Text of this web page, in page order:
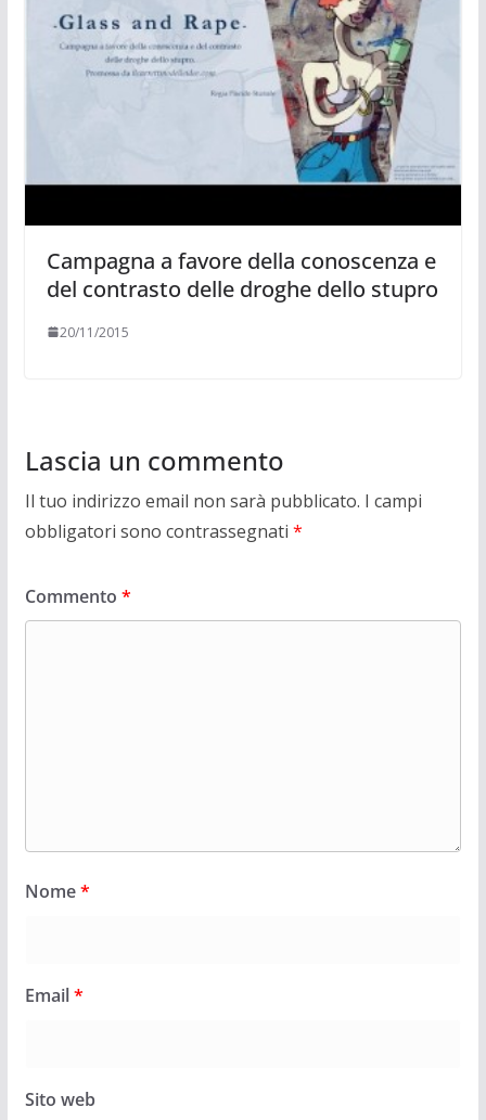
Campagna a favore della conoscenza e
del contrasto delle droghe dello stupro
20/11/2015
Lascia un commento
Il tuo indirizzo email non sarà pubblicato. I campi
obbligatori sono contrassegnati *
Commento *
Nome*
Email*
Sito web